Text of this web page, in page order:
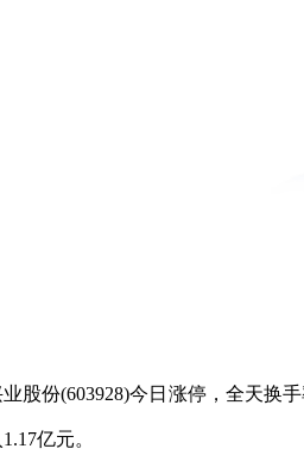
业股份(603928)今日涨停，全天换
亿元。